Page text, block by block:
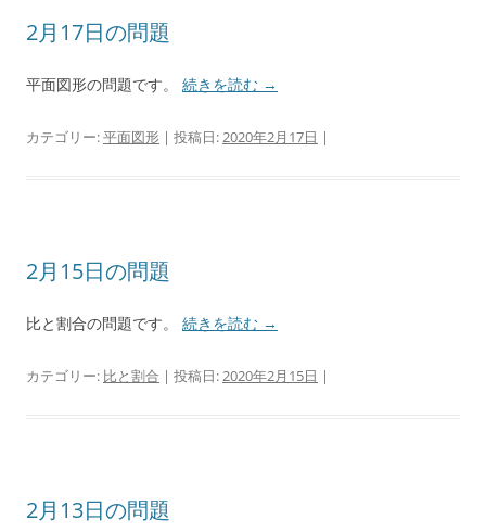
2月17日の問題
平面図形の問題です。 続きを読む →
カテゴリー:平面図形 | 投稿日:2020年2月17日 |
2月15日の問題
比と割合の問題です。 続きを読む →
カテゴリー: 比と割合 | 投稿日:2020年2月15日 |
2月13日の問題